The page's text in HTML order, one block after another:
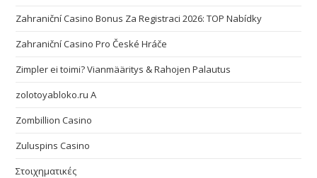
Zahraniční Casino Bonus Za Registraci 2026: TOP Nabídky
Zahraniční Casino Pro České Hráče
Zimpler ei toimi? Vianmääritys & Rahojen Palautus
zolotoyabloko.ru A
Zombillion Casino
Zuluspins Casino
Στοιχηματικές